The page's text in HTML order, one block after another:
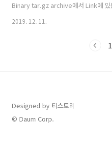
Binary tar.gz archive에서 Link에 있
제하고 환경변수를 설정한다. $ tar
MAVEN_HOME=/home/centos/
2019. 12. 11.
1
Designed by 티스토리
© Daum Corp.